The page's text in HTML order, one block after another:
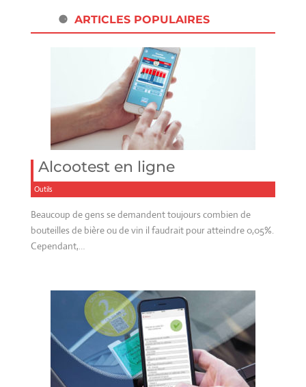
ARTICLES POPULAIRES
Alcootest en ligne
Outils
Beaucoup de gens se demandent toujours combien de
bouteilles de bière ou de vin il faudrait pour atteindre 0,05%.
Cependant,…